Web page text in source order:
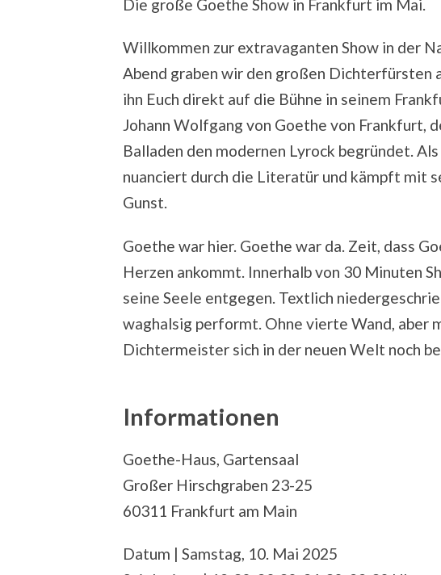
Die große Goethe Show in Frankfurt im Mai.
Willkommen zur extravaganten Show in der
Abend graben wir den großen Dichterfürsten
ihn Euch direkt auf die Bühne in seinem
Johann Wolfgang von Goethe von Frankfurt,
Balladen den modernen Lyrock begründet.
nuanciert durch die Literatür und kämpft mit
Gunst.
Goethe war hier. Goethe war da. Zeit, dass
Herzen ankommt. Innerhalb von 30 Minuten
seine Seele entgegen. Textlich
waghalsig performt. Ohne vierte Wand, aber
Dichtermeister sich in der neuen Welt noch
Informationen
Goethe-Haus, Gartensaal
Großer Hirschgraben 23-25
60311 Frankfurt am Main
Datum | Samstag, 10. Mai 2025